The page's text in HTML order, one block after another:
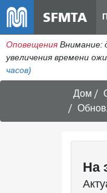
SFMTA
Оповещения Внимание:
увеличения времени
часов)
Дом
На